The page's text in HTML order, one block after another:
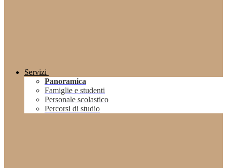
Servizi
Panoramica
Famiglie e studenti
Personale scolastico
Percorsi di studio